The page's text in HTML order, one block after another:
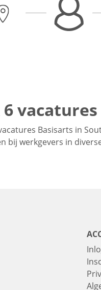
Basisarts in
bij werkgevers in